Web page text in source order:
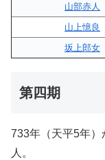
山部赤人
山上憶良
坂上郎女
第四期
733年（天平5年
人。